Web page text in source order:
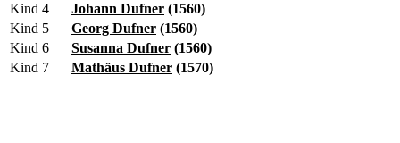
Kind 4
Johann Dufner (1560)
Kind 5
Georg Dufner (1560)
Kind 6
Susanna Dufner (1560)
Kind 7
Mathäus Dufner (1570)